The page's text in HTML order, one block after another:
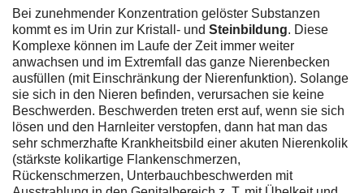
Bei zunehmender Konzentration gelöster Substanzen
kommt es im Urin zur Kristall- und Steinbildung. Diese
Komplexe können im Laufe der Zeit immer weiter
anwachsen und im Extremfall das ganze Nierenbecken
ausfüllen (mit Einschränkung der Nierenfunktion). Solange
sie sich in den Nieren befinden, verursachen sie keine
Beschwerden. Beschwerden treten erst auf, wenn sie sich
lösen und den Harnleiter verstopfen, dann hat man das
sehr schmerzhafte Krankheitsbild einer akuten Nierenkolik
(stärkste kolikartige Flankenschmerzen,
Rückenschmerzen, Unterbauchbeschwerden mit